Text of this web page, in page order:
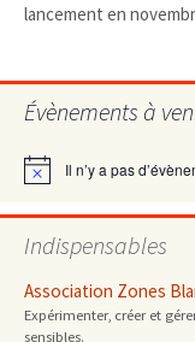
lancement en
Évènements à
Notice Il n’y a pas
Indispensables
Association Zones
Expérimenter, créer et
sensibles.